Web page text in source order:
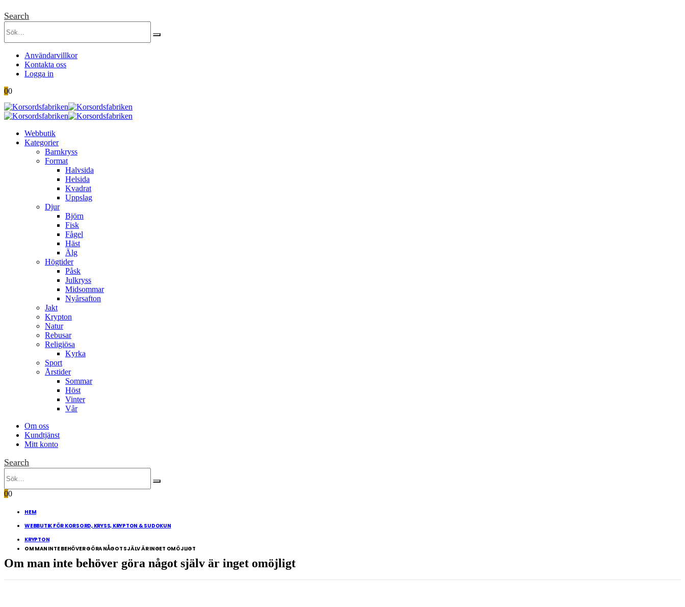
Search
Användarvillkor
Kontakta oss
Logga in
00
Webbutik
Kategorier
Barnkryss
Format
Halvsida
Helsida
Kvadrat
Uppslag
Djur
Björn
Fisk
Fågel
Häst
Älg
Högtider
Påsk
Julkryss
Midsommar
Nyårsafton
Jakt
Krypton
Natur
Rebusar
Religiösa
Kyrka
Sport
Årstider
Sommar
Höst
Vinter
Vår
Om oss
Kundtjänst
Mitt konto
Search
00
HEM
WEBBUTIK FÖR KORSORD, KRYSS, KRYPTON & SUDOKUN
KRYPTON
OM MAN INTE BEHÖVER GÖRA NÅGOT SJÄLV ÄR INGET OMÖJLIGT
Om man inte behöver göra något själv är inget omöjligt